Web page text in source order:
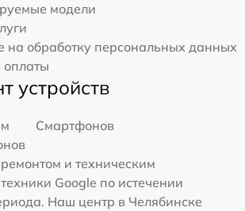
модели
на обработку персональных данных
оплаты
устройств
Смартфонов
и техническим
Google по истечении
Наш центр в Челябинске